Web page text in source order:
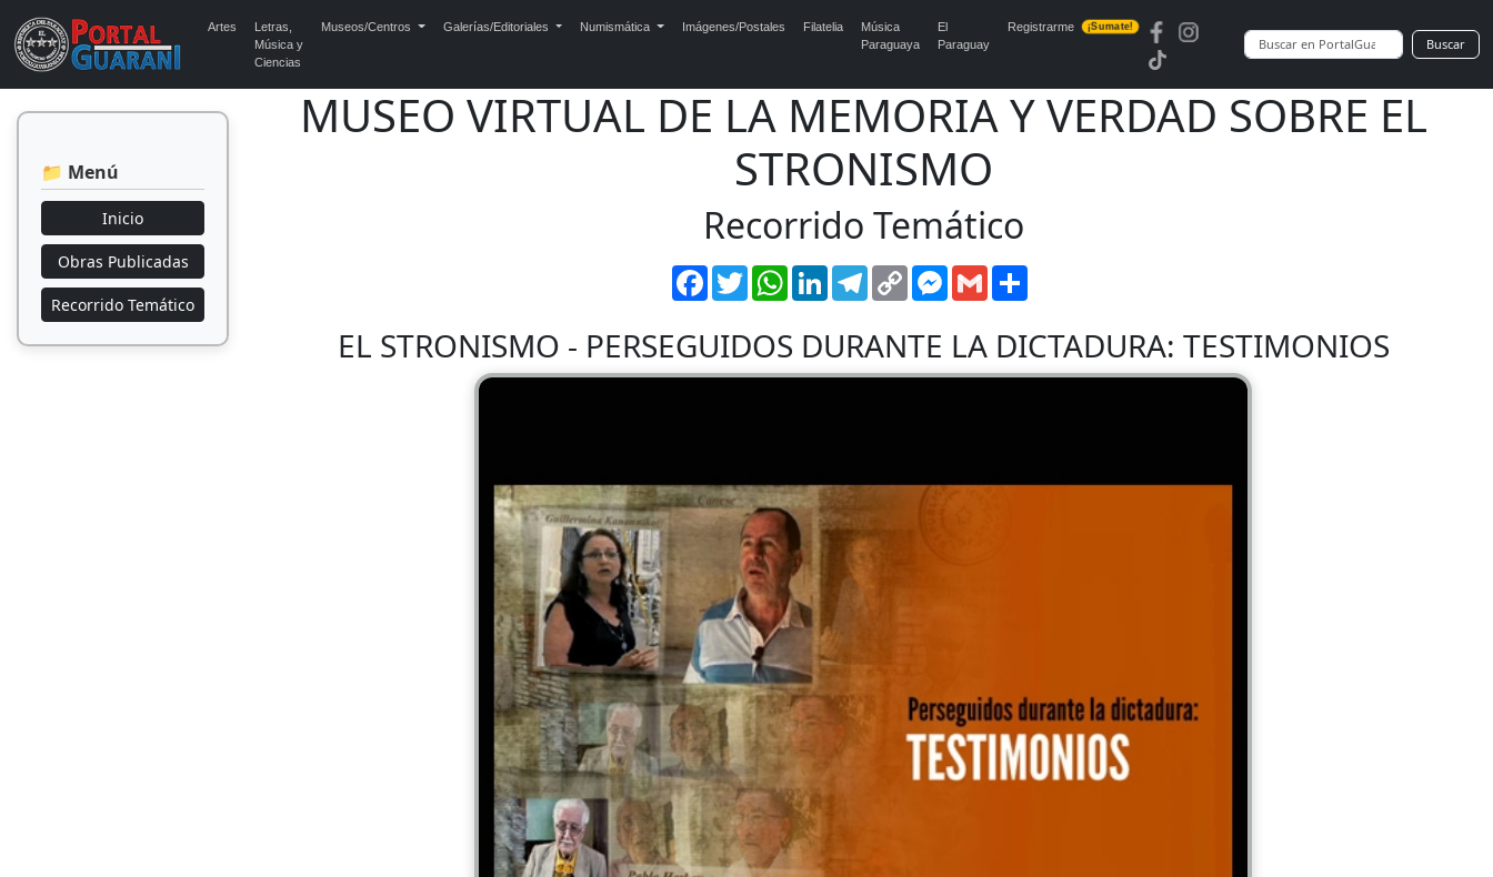
Artes
Letras,
Música y
Ciencias
Museos/Centros Galerías/Editoriales Numismática Imágenes/Postales Filatelia
Música
Paraguaya
El
Paraguay
Registrarme ¡Sumate!
Buscar
📁 Menú
Inicio
Obras Publicadas
Recorrido Temático
MUSEO VIRTUAL DE LA MEMORIA Y VERDAD SOBRE EL
STRONISMO
Recorrido Temático
Facebook
TwitterWhatsApp
LinkedInTelegram
Copy
Link
Messenger
Gmail
EL STRONISMO - PERSEGUIDOS DURANTE LA DICTADURA: TESTIMONIOS